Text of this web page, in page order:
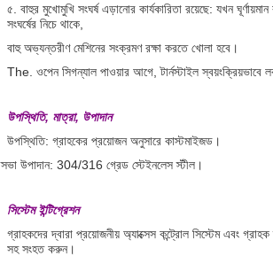
৫. বাহুর মুখোমুখি সংঘর্ষ এড়ানোর কার্যকারিতা রয়েছে: যখন
সংঘর্ষের নিচে থাকে,
বাহু অভ্যন্তরীণ মেশিনের সংক্রমণ রক্ষা করতে খোলা হবে।
The. ওপেন সিগন্যাল পাওয়ার আগে, টার্নস্টাইল স্বয়ংক্রিয়ভাবে
উপস্থিতি, মাত্রা, উপাদান
উপস্থিতি: গ্রাহকের প্রয়োজন অনুসারে কাস্টমাইজড।
উপাদান: 304/316 গ্রেড স্টেইনলেস স্টীল।
সিস্টেম ইন্টিগ্রেশন
গ্রাহকদের দ্বারা প্রয়োজনীয় অ্যাক্সেস কন্ট্রোল সিস্টেম এবং গ্রাহক
সহ সংহত করুন।